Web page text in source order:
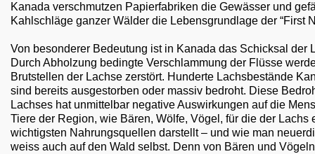
Kanada verschmutzen Papierfabriken die Gewässer und
Kahlschläge ganzer Wälder die Lebensgrundlage der “First
Von besonderer Bedeutung ist in Kanada das Schicksal der
Durch Abholzung bedingte Verschlammung der Flüsse
Brutstellen der Lachse zerstört. Hunderte Lachsbestände
sind bereits ausgestorben oder massiv bedroht. Diese
Lachses hat unmittelbar negative Auswirkungen auf die
Tiere der Region, wie Bären, Wölfe, Vögel, für die der Lachs
wichtigsten Nahrungsquellen darstellt – und wie man
weiss auch auf den Wald selbst. Denn von Bären und